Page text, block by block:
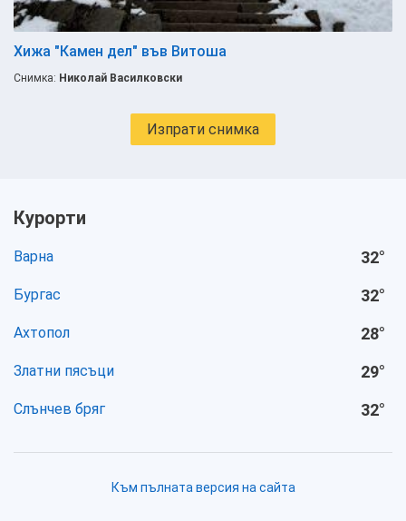
Хижа "Камен дел" във Витоша
Снимка: Николай Василковски
Изпрати снимка
Курорти
Варна 32°
Бургас 32°
Ахтопол 28°
Златни пясъци 29°
Слънчев бряг 32°
Към пълната версия на сайта